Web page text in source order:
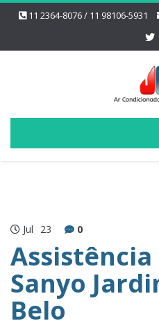
11 2364-8076 / 11 98106-5931
Jul 23 0
Assistência
Sanyo
Belo